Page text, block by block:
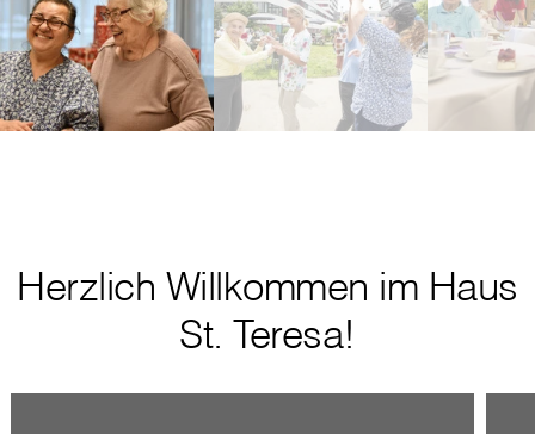
Herzlich Willkommen im Haus
St. Teresa!